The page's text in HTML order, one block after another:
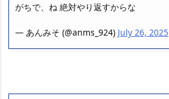
がちで、ね 絶対やり返すからな
— あんみそ (@anms_924) July 26, 2025